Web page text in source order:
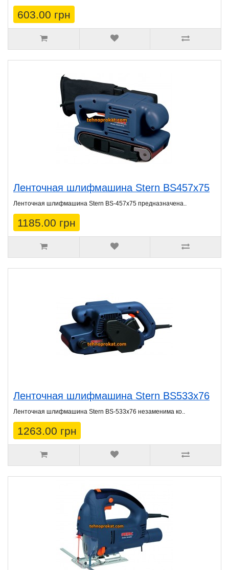
603.00 грн
Ленточная шлифмашина Stern BS457х75
Ленточная шлифмашина Stern BS-457x75 предназначена..
1185.00 грн
Ленточная шлифмашина Stern BS533х76
Ленточная шлифмашина Stern BS-533x76 незаменима ко..
1263.00 грн